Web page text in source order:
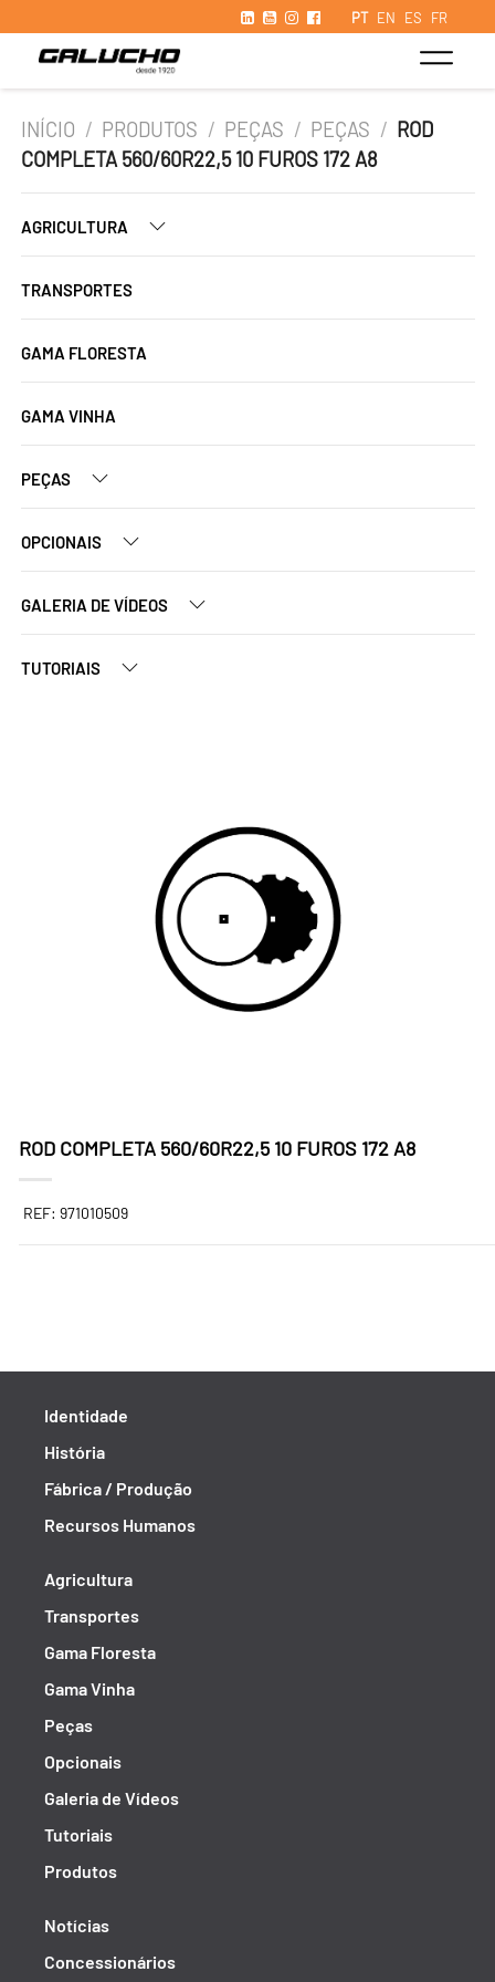
PT EN ES FR
INÍCIO / PRODUTOS / PEÇAS / PEÇAS / ROD
COMPLETA 560/60R22,5 10 FUROS 172 A8
AGRICULTURA
TRANSPORTES
GAMA FLORESTA
GAMA VINHA
PEÇAS
OPCIONAIS
GALERIA DE VÍDEOS
TUTORIAIS
ROD COMPLETA 560/60R22,5 10 FUROS 172 A8
REF: 971010509
Identidade
História
Fábrica / Produção
Recursos Humanos
Agricultura
Transportes
Gama Floresta
Gama Vinha
Peças
Opcionais
Galeria de Vídeos
Tutoriais
Produtos
Notícias
Concessionários